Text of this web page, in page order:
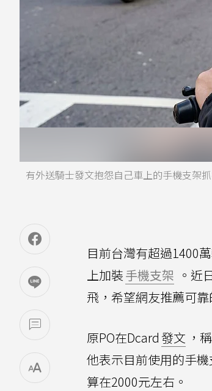
有外送騎士發文抱怨自己車上的手機支架
目前台灣有超過1400
上加裝手機支架 。近
飛，希望網友推薦可靠
原PO在Dcard發文 ，
他表示目前使用的手
算在2000元左右。